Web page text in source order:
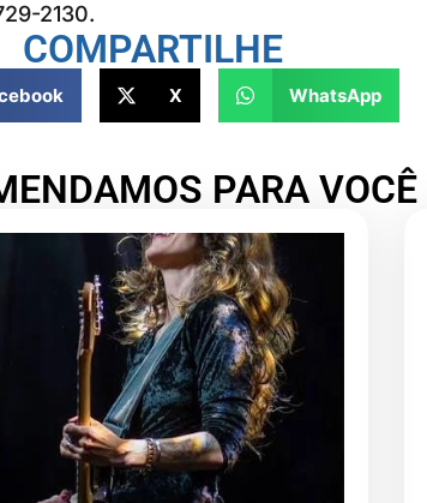
2130.
COMPARTILHE
X WhatsApp
PARA VOCÊ